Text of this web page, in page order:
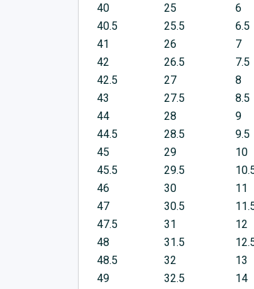
40
25
6
40.5
25.5
6.5
41
26
7
42
26.5
7.5
42.5
27
8
43
27.5
8.5
44
28
9
44.5
28.5
9.5
45
29
10
45.5
29.5
46
30
11
47
30.5
47.5
31
12
48
31.5
48.5
32
13
49
32.5
14